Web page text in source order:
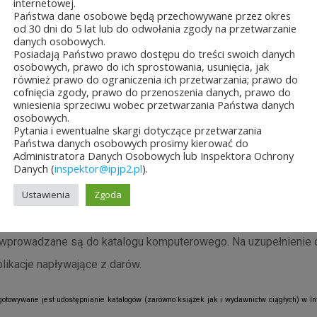
wprowadzono 14 pozycji książkowych zakupionych w
Instytutu Papieża Jana Pawła II do Meksyku.
śladów Jana Pawła II jak i problematyki historycznej
tego regionu.
nad opisywaniem i opracowywaniem wciąż napływających
miesięcy zasób katalogu komputerowego poszerzył
(ze 149 do 1602 rekordów). Napływające drogą zakupów
są do katalogu komputerowego. Na uzupełnienie
napływające z darów.
jest udostępnianie katalogów (zarówno książek jak i wydawnictw ciągłych) w
Państwa dane osobowe będą przechowywane przez okres
od 30 dni do 5 lat lub do odwołania zgody na przetwarzanie
danych osobowych.
Posiadają Państwo prawo dostępu do treści swoich danych
osobowych, prawo do ich sprostowania, usunięcia, jak
również prawo do ograniczenia ich przetwarzania; prawo do
cofnięcia zgody, prawo do przenoszenia danych, prawo do
wniesienia sprzeciwu wobec przetwarzania Państwa danych
osobowych.
Pytania i ewentualne skargi dotyczące przetwarzania
Państwa danych osobowych prosimy kierować do
Administratora Danych Osobowych lub Inspektora Ochrony
Danych (inspektor@ipjp2.pl).
Ustawienia Zgoda